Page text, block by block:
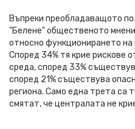
Въпреки преобладаващото
"Белене" общественото
относно функционирането
Според 34% тя крие рискове
среда, според 33%
според 21% съществува
региона. Само една трета са
смятат, че централата не